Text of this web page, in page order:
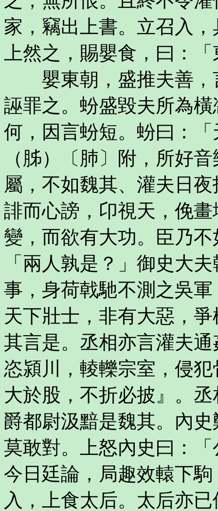
家，竊出上書。立召入
上然之，賜嬰食，曰：
嬰東朝，盛推夫善，
誣罪之。蚡盛毀夫所為
何，因言蚡短。蚡曰：
（胏）〔肺〕附，所好
屬，不如魏其、灌夫日
誹而心謗，卬視天，俛
變，而欲有大功。臣乃
「兩人孰是？」御史大
事，身荷戟馳不測之吳
天下壯士，非有大惡，
其言是。丞相亦言灌夫
恣潁川，輘轢宗室，侵
大於股，不折必披』。
爵都尉汲黯是魏其。內
莫敢對。上怒內史曰：
今日廷論，局趣效轅下
入，上食太后。太后亦